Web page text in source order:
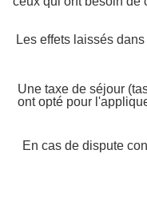
Les effets laissés
Une taxe de séjour
ont opté pour
En cas de dispute